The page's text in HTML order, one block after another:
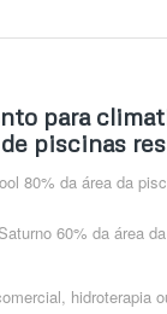
para
piscinas
80% da área da
60% da área
hidroterapia